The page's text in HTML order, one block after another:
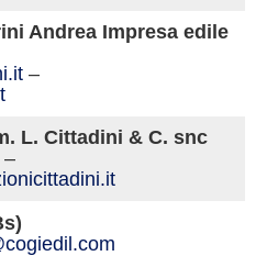
Andrea Impresa edile
it –
L. Cittadini & C. snc
–